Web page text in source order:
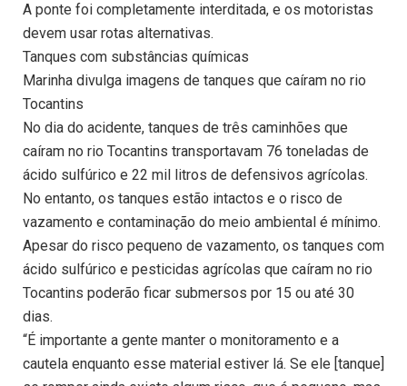
A ponte foi completamente interditada, e os motoristas
devem usar rotas alternativas.
Tanques com substâncias químicas
Marinha divulga imagens de tanques que caíram no rio
Tocantins
No dia do acidente, tanques de três caminhões que
caíram no rio Tocantins transportavam 76 toneladas de
ácido sulfúrico e 22 mil litros de defensivos agrícolas.
No entanto, os tanques estão intactos e o risco de
vazamento e contaminação do meio ambiental é mínimo.
Apesar do risco pequeno de vazamento, os tanques com
ácido sulfúrico e pesticidas agrícolas que caíram no rio
Tocantins poderão ficar submersos por 15 ou até 30
dias.
“É importante a gente manter o monitoramento e a
cautela enquanto esse material estiver lá. Se ele [tanque]